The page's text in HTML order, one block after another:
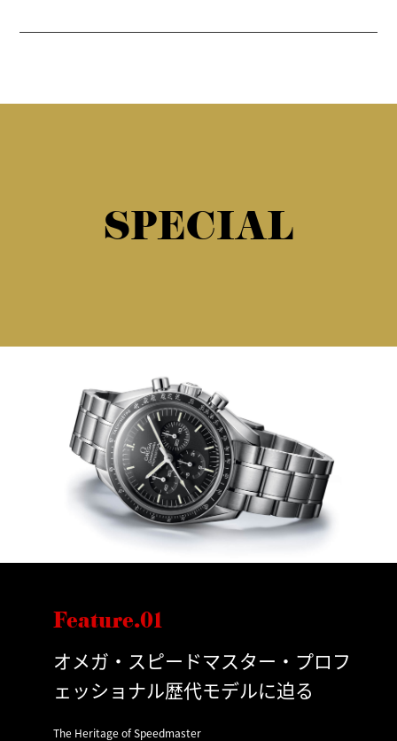
SPECIAL
Feature.01
オメガ・スピードマスター・プロフ
ェッショナル歴代モデルに迫る
The Heritage of Speedmaster